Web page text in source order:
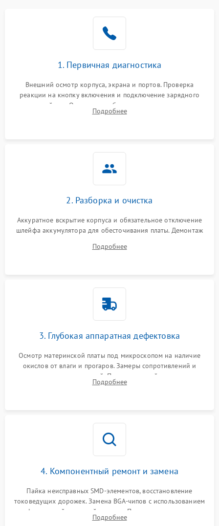
2000 ₽
Перегрев из‑за пыли,
неисправности кулера
Выход из строя SSD или
HDD: медленная загрузка,
2000 ₽
Проблемы Wi‑Fi или
2500 ₽
1. Первичная диагностика
Внешний осмотр корпуса, экрана и портов. Проверка
реакции на кнопку включения и подключение зарядного
устройства. Оценка потребления тока с помощью
лабораторного блока питания для локализации проблемы.
Подробнее
2. Разборка и очистка
Аккуратное вскрытие корпуса и обязательное отключение
шлейфа аккумулятора для обесточивания платы. Демонтаж
высохшей термопасты с кристаллов чипов.
Подробнее
3. Глубокая аппаратная дефектовка
Осмотр материнской платы под микроскопом на наличие
окислов от влаги и прогаров. Замеры сопротивлений и
дежурных напряжений. Проверка цепей питания,
мультиконтроллера, процессора и видеочипа.
Подробнее
4. Компонентный ремонт и замена
Пайка неисправных SMD-элементов, восстановление
токоведущих дорожек. Замена BGA-чипов с использованием
инфракрасной паяльной станции. Прошивка микросхемы
BIOS или замена поврежденных портов USB
Подробнее